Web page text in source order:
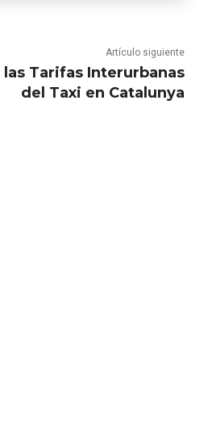
Artículo siguiente
Tarifas Interurbanas
del Taxi en Catalunya